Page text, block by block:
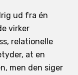
ud fra én
virker
relationelle
at en
men den siger